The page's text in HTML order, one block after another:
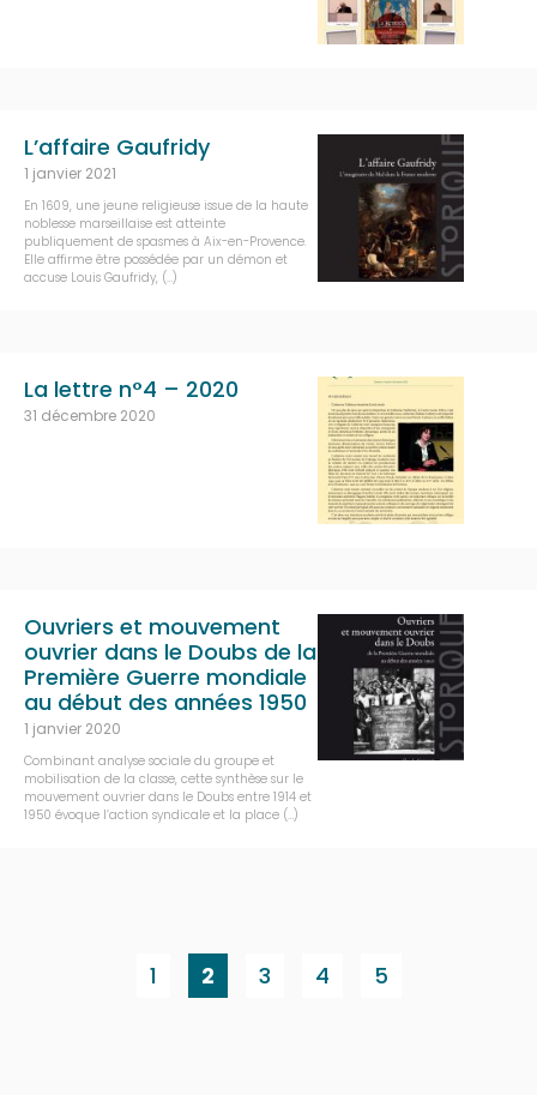
L’affaire Gaufridy
1 janvier 2021
En 1609, une jeune religieuse issue de la haute
noblesse marseillaise est atteinte
publiquement de spasmes à Aix-en-Provence.
Elle affirme être possédée par un démon et
accuse Louis Gaufridy, (…)
La lettre n°4 – 2020
31 décembre 2020
Ouvriers et mouvement
ouvrier dans le Doubs de la
Première Guerre mondiale
au début des années 1950
1 janvier 2020
Combinant analyse sociale du groupe et
mobilisation de la classe, cette synthèse sur le
mouvement ouvrier dans le Doubs entre 1914 et
1950 évoque l’action syndicale et la place (…)
1 2 3 4 5